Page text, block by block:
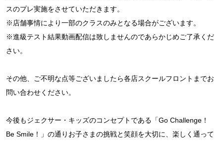
スのプレ実施をさせていただきます。
※店舗事情により一部のクラスのみとなる場合がございます。
※進級テスト結果動画配信は致しませんのであらかじめご了承くだ
さい。
その他、ご不明な点等ございましたら各店スクールフロントまでお
問い合わせください。
今後もジェクサー・キッズのコンセプトである「Go Challenge！
Be Smile！」の通りお子さまの挑戦と笑顔を大切に、楽しく通って